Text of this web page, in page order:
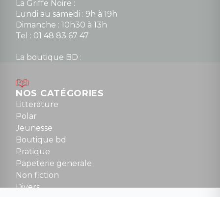
La Griffe Noire :
Lundi au samedi : 9h à 19h
Dimanche : 10h30 à 13h
Tel : 01 48 83 67 47
La boutique BD :
Mardi au samedi : 10h à 13h / 14h à 19h
Dimanche : 10h30 à 12h30
Tel : 01 48 89 13 88
NOUS CONTACTER
contact@la-griffe-noire.com
NOS CATÉGORIES
Litterature
Polar
Jeunesse
Boutique bd
Pratique
Papeterie generale
Non fiction
Divers